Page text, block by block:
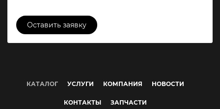
Оставить заявку
КАТАЛОГ УСЛУГИ КОМПАНИЯ НОВОСТИ
КОНТАКТЫ ЗАПЧАСТИ